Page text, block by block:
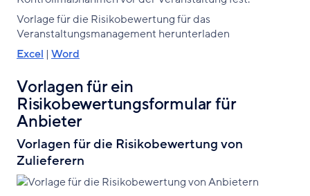
Vorlage für die Risikobewertung für das
Veranstaltungsmanagement herunterladen
Excel | Word
Vorlagen für ein
Risikobewertungsformular für
Anbieter
Vorlagen für die Risikobewertung von
Zulieferern